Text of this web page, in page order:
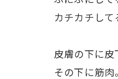
カチカチして
皮膚の下に皮
その下に筋肉